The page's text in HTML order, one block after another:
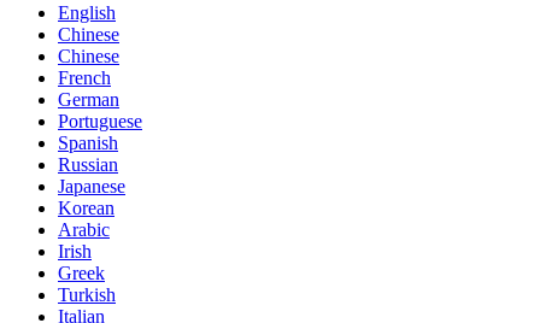
English
Chinese
Chinese
French
German
Portuguese
Spanish
Russian
Japanese
Korean
Arabic
Irish
Greek
Turkish
Italian